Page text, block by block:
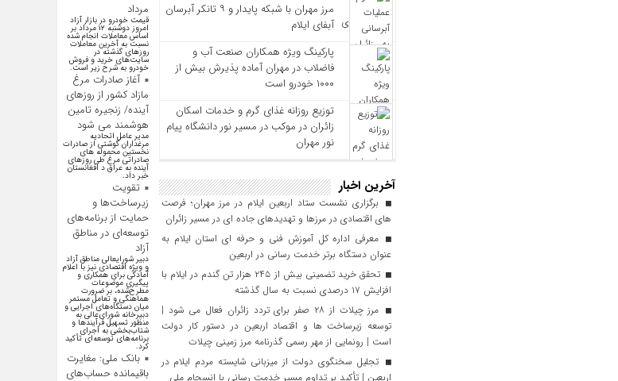
مرز مهران با شبکه پایدار و ۹ تانکر آبرسان
آبفای ایلام
پارکینگ ویژه همکاران صنعت آب و
فاضلاب در مهران آماده پذیرش بیش از
۱۰۰۰ خودرو است
توزیع روزانه غذای گرم و خدمات اسکان
زائران در موکب در مسیر نور دانشگاه پیام
نور مهران
آخرین اخبار
برگزاری نشست ستاد اربعین ایلام در مرز مهران؛ فرصت‌
های اقتصادی در مرزها و تهدیدهای جاده‌ ای در مسیر زائران
معرفی اداره کل آموزش فنی و حرفه‌ ای استان ایلام به‌
عنوان دستگاه برتر خدمت‌ رسانی در اربعین
تحقق خرید تضمینی بیش از ۲۴۵ هزار تن گندم در ایلام با
افزایش ۱۷ درصدی نسبت به سال گذشته
مرز چیلات از ۲۸ صفر برای تردد زائران فعال می‌ شود |
توسعه زیرساخت‌ ها و اقتصاد اربعین در دستور کار دولت
است | رونمایی از مهر رسمی گذرنامه مرز زمینی چیلات
تجلیل سخنگوی دولت از میزبانی شایسته مردم ایلام در
اربعین | تأکید بر تداوم مسیر خدمت‌ رسانی با انسجام ملی
مرداد
قیمت خودرو در بازار آزاد
امروز دوشنبه ۱۲ مرداد بر
اساس معاملات انجام شده
نسبت به آخرین معاملات
روز‌های گذشته در
سایت‌های خرید و فروش
خودرو به شرح زیر است.
آغاز صادرات مرغ
مازاد کشور از روزهای
آینده/ زنجیره تامین
هوشمند می شود
مدیر عامل اتحادیه
مرغداران گوشتی از صادرات
نخستین محموله های
صادراتی مرغ طی روزهای
آینده به عراق د افغانستان
خبر داد.
تقویت
زیرساخت‌ها و
حمایت از برنامه‌های
توسعه‌ای در مناطق
آزاد
دبیر شورایعالی مناطق آزاد
و ویژه اقتصادی نیز با اعلام
آمادگی برای همکاری و
پیگیری موضوعات
مطرح‌شده، بر ضرورت
هماهنگی و تعامل مستمر
میان دستگاه‌های اجرایی و
دبیرخانه شورای‌عالی به
منظور تسهیل فرآیند‌ها و
شتاب‌بخشی به اجرای
برنامه‌های توسعه‌ای تأکید
کرد.
بانک ملی: مغایرت
باقیمانده حساب‌های